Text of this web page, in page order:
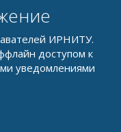
ИРНИТУ.
доступом к
уведомлениями